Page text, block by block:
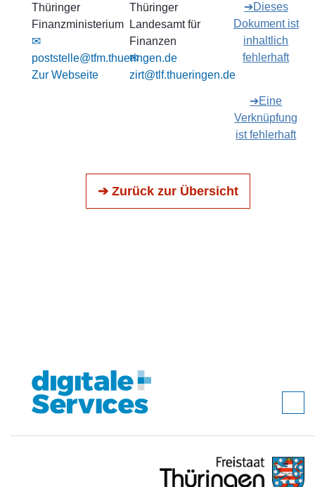
Thüringer
Finanzministerium
✉
poststelle@tfm.thueringen.de
Zur Webseite
Thüringer
Landesamt für
Finanzen
✉
zirt@tlf.thueringen.de
➔Dieses
Dokument ist
inhaltlich
fehlerhaft
➔Eine
Verknüpfung
ist fehlerhaft
➔ Zurück zur Übersicht